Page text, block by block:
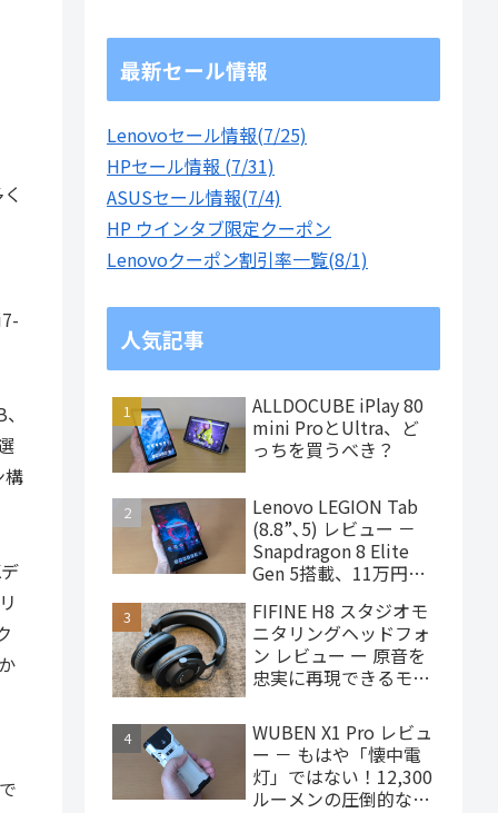
構
最新セール情報
Lenovoセール情報(7/25)
HPセール情報 (7/31)
ASUSセール情報(7/4)
HP ウインタブ限定クーポン
Lenovoクーポン割引率一覧(8/1)
人気記事
ALLDOCUBE iPlay 80
mini ProとUltra、ど
っちを買うべき？
Lenovo LEGION Tab
(8.8”､5) レビュー －
Snapdragon 8 Elite
Gen 5搭載、11万円台
ゲーミングタブレット
FIFINE H8 スタジオモ
ニタリングヘッドフォ
ン レビュー ー 原音を
忠実に再現できるモニ
4,000円台で購入でき
ます
WUBEN X1 Pro レビュ
ー － もはや「懐中電
灯」ではない！12,300
ルーメンの圧倒的な輝